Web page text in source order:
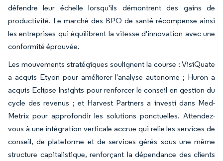
défendre leur échelle lorsqu'ils démontrent des gains de
productivité. Le marché des BPO de santé récompense ainsi
les entreprises qui équilibrent la vitesse d'innovation avec une
conformité éprouvée.
Les mouvements stratégiques soulignent la course : VisiQuate
a acquis Etyon pour améliorer l'analyse autonome ; Huron a
acquis Eclipse Insights pour renforcer le conseil en gestion du
cycle des revenus ; et Harvest Partners a investi dans Med-
Metrix pour approfondir les solutions ponctuelles. Attendez-
vous à une intégration verticale accrue qui relie les services de
conseil, de plateforme et de services gérés sous une même
structure capitalistique, renforçant la dépendance des clients